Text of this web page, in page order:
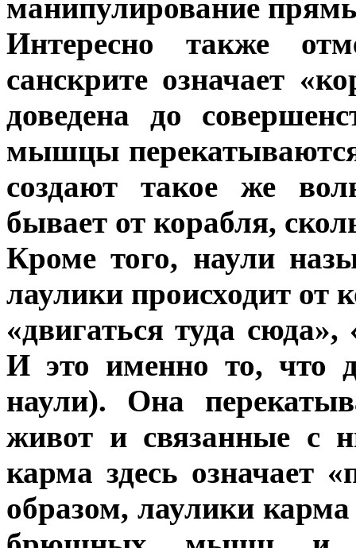
манипулирование
Интересно также
санскрите означает
доведена до
мышцы
создают такое же
бывает от корабля,
Кроме того, наули
лаулики происходит от
«двигаться туда
И это именно то, что
наули). Она
живот и связанные
карма здесь означает
образом, лаулики